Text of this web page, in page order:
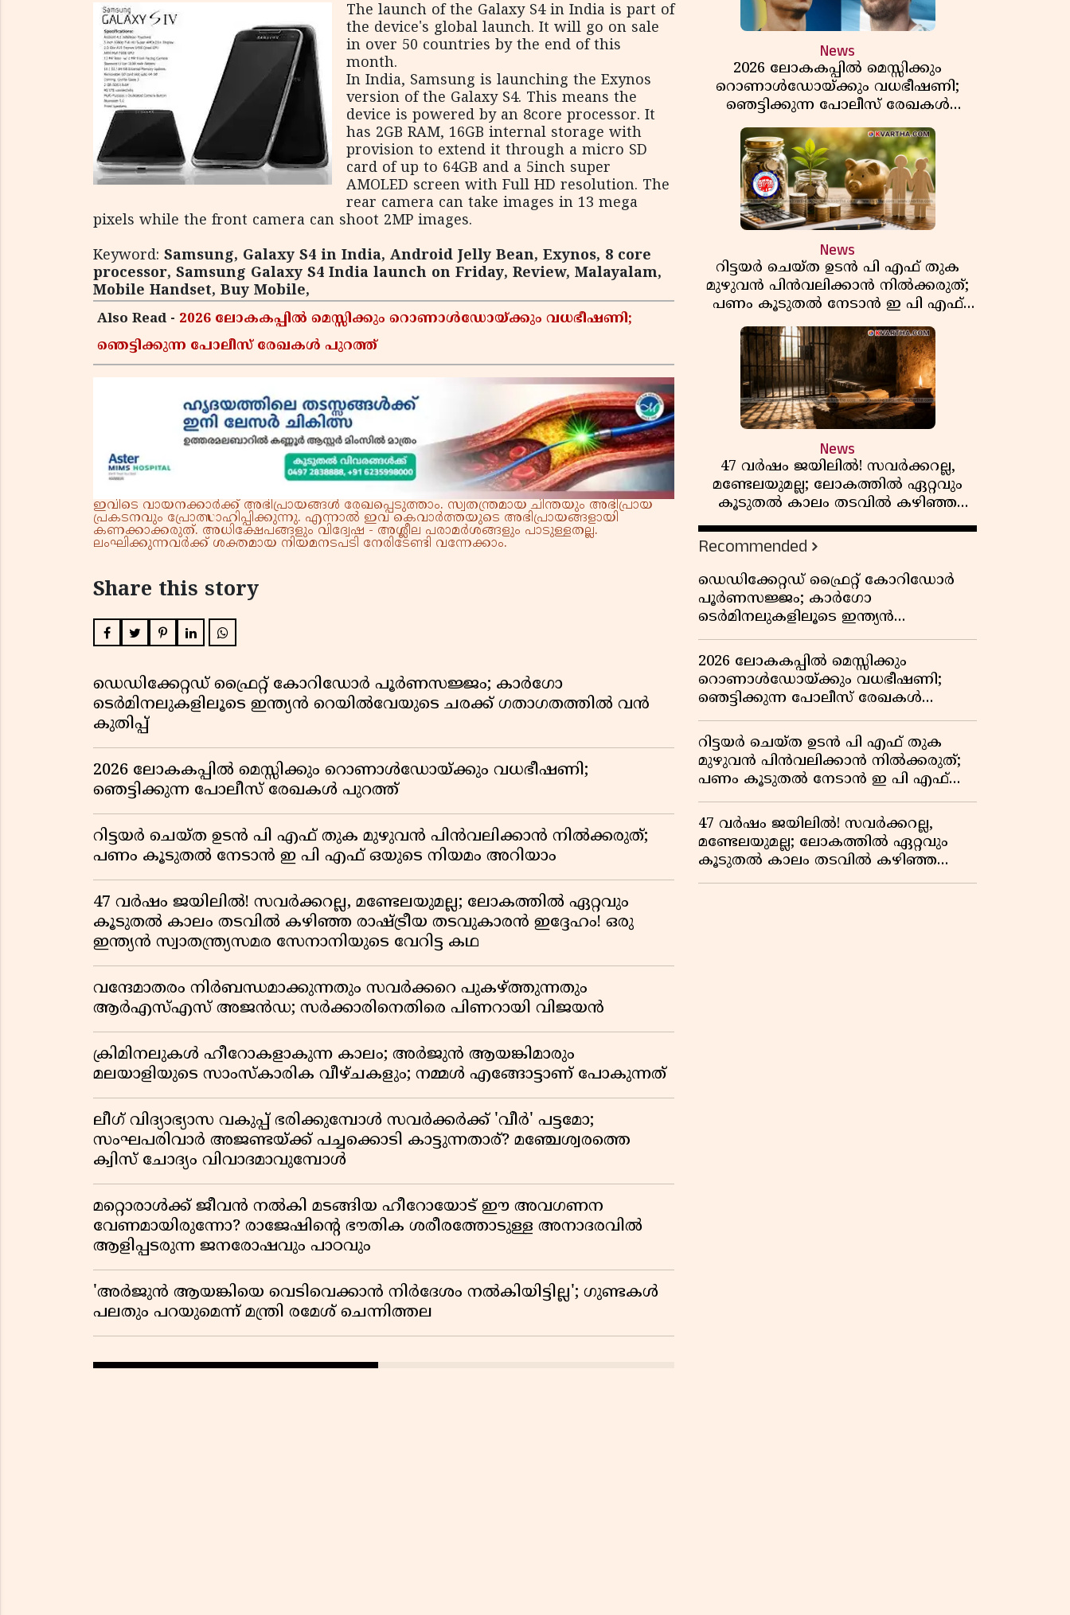
The launch of the Galaxy S4 in India is part of
the device's global launch. It will go on sale
in over 50 countries by the end of this
month.
In India, Samsung is launching the Exynos
version of the Galaxy S4. This means the
device is powered by an 8core processor. It
has 2GB RAM, 16GB internal storage with
provision to extend it through a micro SD
card of up to 64GB and a 5inch super
AMOLED screen with Full HD resolution. The
rear camera can take images in 13 mega
pixels while the front camera can shoot 2MP images.
Keyword: Samsung, Galaxy S4 in India, Android Jelly Bean, Exynos, 8 core
processor, Samsung Galaxy S4 India launch on Friday, Review, Malayalam,
Mobile Handset, Buy Mobile,
Also Read - 2026 ലോകകപ്പിൽ മെസ്സിക്കും റൊണാൾഡോയ്ക്കും വധഭീഷണി;
ഞെട്ടിക്കുന്ന പോലീസ് രേഖകൾ പുറത്ത്
ഇവിടെ വായനക്കാർക്ക് അഭിപ്രായങ്ങൾ രേഖപ്പെടുത്താം. സ്വതന്ത്രമായ ചിന്തയും അഭിപ്രായ
പ്രകടനവും പ്രോത്സാഹിപ്പിക്കുന്നു. എന്നാൽ ഇവ കെവാർത്തയുടെ അഭിപ്രായങ്ങളായി
കണക്കാക്കരുത്. അധിക്ഷേപങ്ങളും വിദ്വേഷ - അശ്ലീല പരാമർശങ്ങളും പാടുള്ളതല്ല.
ലംഘിക്കുന്നവർക്ക് ശക്തമായ നിയമനടപടി നേരിടേണ്ടി വന്നേക്കാം.
Share this story
ഡെഡിക്കേറ്റഡ് ഫ്രൈറ്റ് കോറിഡോർ പൂർണസജ്ജം; കാർഗോ
ടെർമിനലുകളിലൂടെ ഇന്ത്യൻ റെയിൽവേയുടെ ചരക്ക് ഗതാഗതത്തിൽ വൻ
കുതിപ്പ്
2026 ലോകകപ്പിൽ മെസ്സിക്കും റൊണാൾഡോയ്ക്കും വധഭീഷണി;
ഞെട്ടിക്കുന്ന പോലീസ് രേഖകൾ പുറത്ത്
റിട്ടയർ ചെയ്ത ഉടൻ പി എഫ് തുക മുഴുവൻ പിൻവലിക്കാൻ നിൽക്കരുത്;
പണം കൂടുതൽ നേടാൻ ഇ പി എഫ് ഒയുടെ നിയമം അറിയാം
47 വർഷം ജയിലിൽ! സവർക്കറല്ല, മണ്ടേലയുമല്ല; ലോകത്തിൽ ഏറ്റവും
കൂടുതൽ കാലം തടവിൽ കഴിഞ്ഞ രാഷ്ട്രീയ തടവുകാരൻ ഇദ്ദേഹം! ഒരു
ഇന്ത്യൻ സ്വാതന്ത്ര്യസമര സേനാനിയുടെ വേറിട്ട കഥ
വന്ദേമാതരം നിർബന്ധമാക്കുന്നതും സവർക്കറെ പുകഴ്ത്തുന്നതും
ആർഎസ്എസ് അജൻഡ; സർക്കാരിനെതിരെ പിണറായി വിജയൻ
ക്രിമിനലുകൾ ഹീറോകളാകുന്ന കാലം; അർജുൻ ആയങ്കിമാരും
മലയാളിയുടെ സാംസ്കാരിക വീഴ്ചകളും; നമ്മൾ എങ്ങോട്ടാണ് പോകുന്നത്
ലീഗ് വിദ്യാഭ്യാസ വകുപ്പ് ഭരിക്കുമ്പോൾ സവർക്കർക്ക് 'വീർ' പട്ടമോ;
സംഘപരിവാർ അജണ്ടയ്ക്ക് പച്ചക്കൊടി കാട്ടുന്നതാര്? മഞ്ചേശ്വരത്തെ
ക്വിസ് ചോദ്യം വിവാദമാവുമ്പോൾ
മറ്റൊരാൾക്ക് ജീവൻ നൽകി മടങ്ങിയ ഹീറോയോട് ഈ അവഗണന
വേണമായിരുന്നോ? രാജേഷിൻ്റെ ഭൗതിക ശരീരത്തോടുള്ള അനാദരവിൽ
ആളിപ്പടരുന്ന ജനരോഷവും പാഠവും
'അർജുൻ ആയങ്കിയെ വെടിവെക്കാൻ നിർദേശം നൽകിയിട്ടില്ല'; ഗുണ്ടകൾ
പലതും പറയുമെന്ന് മന്ത്രി രമേശ് ചെന്നിത്തല
News
2026 ലോകകപ്പിൽ മെസ്സിക്കും
റൊണാൾഡോയ്ക്കും വധഭീഷണി;
ഞെട്ടിക്കുന്ന പോലീസ് രേഖകൾ
പുറത്ത്
News
റിട്ടയർ ചെയ്ത ഉടൻ പി എഫ് തുക
മുഴുവൻ പിൻവലിക്കാൻ നിൽക്കരുത്;
പണം കൂടുതൽ നേടാൻ ഇ പി എഫ്
ഒയുടെ നിയമം അറിയാം
News
47 വർഷം ജയിലിൽ! സവർക്കറല്ല,
മണ്ടേലയുമല്ല; ലോകത്തിൽ ഏറ്റവും
കൂടുതൽ കാലം തടവിൽ കഴിഞ്ഞ
രാഷ്ട്രീയ തടവുകാരൻ ഇദ്ദേഹം! ഒരു
ഇന്ത്യൻ സ്വാതന്ത്ര്യസമര സേനാനിയുടെ
വേറിട്ട കഥ
Recommended
ഡെഡിക്കേറ്റഡ് ഫ്രൈറ്റ് കോറിഡോർ
പൂർണസജ്ജം; കാർഗോ
ടെർമിനലുകളിലൂടെ ഇന്ത്യൻ
റെയിൽവേയുടെ ചരക്ക് ഗതാഗതത്തിൽ
വൻ കുതിപ്പ്
2026 ലോകകപ്പിൽ മെസ്സിക്കും
റൊണാൾഡോയ്ക്കും വധഭീഷണി;
ഞെട്ടിക്കുന്ന പോലീസ് രേഖകൾ
പുറത്ത്
റിട്ടയർ ചെയ്ത ഉടൻ പി എഫ് തുക
മുഴുവൻ പിൻവലിക്കാൻ നിൽക്കരുത്;
പണം കൂടുതൽ നേടാൻ ഇ പി എഫ്
ഒയുടെ നിയമം അറിയാം
47 വർഷം ജയിലിൽ! സവർക്കറല്ല,
മണ്ടേലയുമല്ല; ലോകത്തിൽ ഏറ്റവും
കൂടുതൽ കാലം തടവിൽ കഴിഞ്ഞ
രാഷ്ട്രീയ തടവുകാരൻ ഇദ്ദേഹം! ഒരു